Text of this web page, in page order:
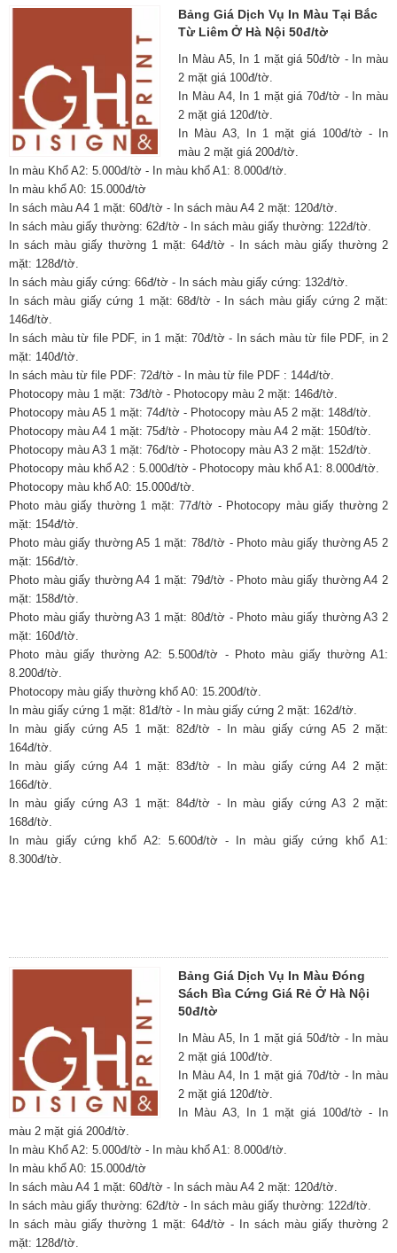
Bảng Giá Dịch Vụ In Màu Tại Bắc
Từ Liêm Ở Hà Nội 50đ/tờ
In Màu A5, In 1 mặt giá 50đ/tờ - In màu
2 mặt giá 100đ/tờ.
In Màu A4, In 1 mặt giá 70đ/tờ - In màu
2 mặt giá 120đ/tờ.
In Màu A3, In 1 mặt giá 100đ/tờ - In
màu 2 mặt giá 200đ/tờ.
In màu Khổ A2: 5.000đ/tờ - In màu khổ A1: 8.000đ/tờ.
In màu khổ A0: 15.000đ/tờ
In sách màu A4 1 mặt: 60đ/tờ - In sách màu A4 2 mặt: 120đ/tờ.
In sách màu giấy thường: 62đ/tờ - In sách màu giấy thường: 122đ/tờ.
In sách màu giấy thường 1 mặt: 64đ/tờ - In sách màu giấy thường 2
mặt: 128đ/tờ.
In sách màu giấy cứng: 66đ/tờ - In sách màu giấy cứng: 132đ/tờ.
In sách màu giấy cứng 1 mặt: 68đ/tờ - In sách màu giấy cứng 2 mặt:
146đ/tờ.
In sách màu từ file PDF, in 1 mặt: 70đ/tờ - In sách màu từ file PDF, in 2
mặt: 140đ/tờ.
In sách màu từ file PDF: 72đ/tờ - In màu từ file PDF : 144đ/tờ.
Photocopy màu 1 mặt: 73đ/tờ - Photocopy màu 2 mặt: 146đ/tờ.
Photocopy màu A5 1 mặt: 74đ/tờ - Photocopy màu A5 2 mặt: 148đ/tờ.
Photocopy màu A4 1 mặt: 75đ/tờ - Photocopy màu A4 2 mặt: 150đ/tờ.
Photocopy màu A3 1 mặt: 76đ/tờ - Photocopy màu A3 2 mặt: 152đ/tờ.
Photocopy màu khổ A2 : 5.000đ/tờ - Photocopy màu khổ A1: 8.000đ/tờ.
Photocopy màu khổ A0: 15.000đ/tờ.
Photo màu giấy thường 1 mặt: 77đ/tờ - Photocopy màu giấy thường 2
mặt: 154đ/tờ.
Photo màu giấy thường A5 1 mặt: 78đ/tờ - Photo màu giấy thường A5 2
mặt: 156đ/tờ.
Photo màu giấy thường A4 1 mặt: 79đ/tờ - Photo màu giấy thường A4 2
mặt: 158đ/tờ.
Photo màu giấy thường A3 1 mặt: 80đ/tờ - Photo màu giấy thường A3 2
mặt: 160đ/tờ.
Photo màu giấy thường A2: 5.500đ/tờ - Photo màu giấy thường A1:
8.200đ/tờ.
Photocopy màu giấy thường khổ A0: 15.200đ/tờ.
In màu giấy cứng 1 mặt: 81đ/tờ - In màu giấy cứng 2 mặt: 162đ/tờ.
In màu giấy cứng A5 1 mặt: 82đ/tờ - In màu giấy cứng A5 2 mặt:
164đ/tờ.
In màu giấy cứng A4 1 mặt: 83đ/tờ - In màu giấy cứng A4 2 mặt:
166đ/tờ.
In màu giấy cứng A3 1 mặt: 84đ/tờ - In màu giấy cứng A3 2 mặt:
168đ/tờ.
In màu giấy cứng khổ A2: 5.600đ/tờ - In màu giấy cứng khổ A1:
8.300đ/tờ.
Bảng Giá Dịch Vụ In Màu Đóng
Sách Bìa Cứng Giá Rẻ Ở Hà Nội
50đ/tờ
In Màu A5, In 1 mặt giá 50đ/tờ - In màu
2 mặt giá 100đ/tờ.
In Màu A4, In 1 mặt giá 70đ/tờ - In màu
2 mặt giá 120đ/tờ.
In Màu A3, In 1 mặt giá 100đ/tờ - In
màu 2 mặt giá 200đ/tờ.
In màu Khổ A2: 5.000đ/tờ - In màu khổ A1: 8.000đ/tờ.
In màu khổ A0: 15.000đ/tờ
In sách màu A4 1 mặt: 60đ/tờ - In sách màu A4 2 mặt: 120đ/tờ.
In sách màu giấy thường: 62đ/tờ - In sách màu giấy thường: 122đ/tờ.
In sách màu giấy thường 1 mặt: 64đ/tờ - In sách màu giấy thường 2
mặt: 128đ/tờ.